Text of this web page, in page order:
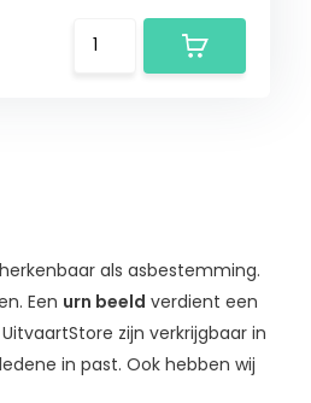
als asbestemming.
Een urn beeld verdient een
zijn verkrijgbaar in
in past. Ook hebben wij